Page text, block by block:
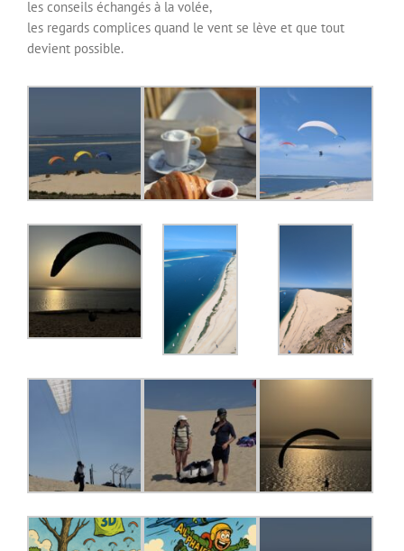
les conseils échangés à la volée,
les regards complices quand le vent se lève et que tout
devient possible.